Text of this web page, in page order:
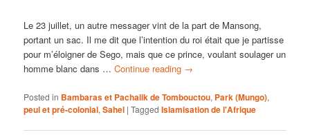
Le 23 juillet, un autre messager vint de la part de Mansong,
portant un sac. Il me dit que l’intention du roi était que je partisse
pour m’éloigner de Sego, mais que ce prince, voulant soulager un
homme blanc dans …Continue reading →
Posted in Bambaras et Pachalik de Tombouctou, Park (Mungo),
peul et pré-colonial,Sahel |Tagged Islamisation de l'Afrique